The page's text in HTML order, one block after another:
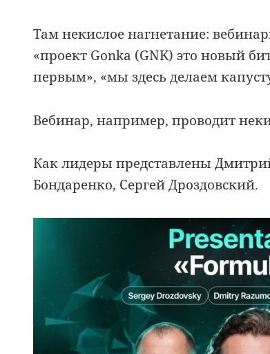
Там некислое нагнетание:
«проект Gonka (GNK) это новый
первым», «мы здесь делаем
Вебинар, например, проводит
Как лидеры представлены
Бондаренко, Сергей Дроздовский.